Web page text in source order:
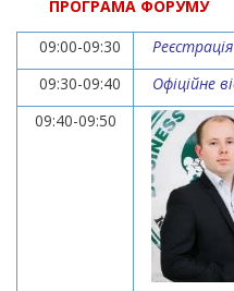
ПРОГРАМА ФОРУМУ
09:00-09:30
09:30-09:40
Офіційне
09:40-09:50